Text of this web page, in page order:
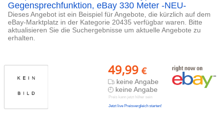
Gegensprechfunktion, eBay 330 Meter -NEU-
Dieses Angebot ist ein Beispiel für Angebote, die kürzlich auf dem
eBay-Marktplatz in der Kategorie 20435 verfügbar waren. Bitte
aktualisieren Sie die Suchergebnisse um aktuelle Angebote zu
erhalten.
49,99 €
keine Angabe
keine Angabe
Preis kann jetzt höher sein
Jetzt live Preisvergleich starten!